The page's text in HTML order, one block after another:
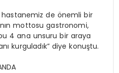
de önemli bir
mottosu gastronomi,
4 ana unsuru bir araya
kurguladık” diye konuştu.